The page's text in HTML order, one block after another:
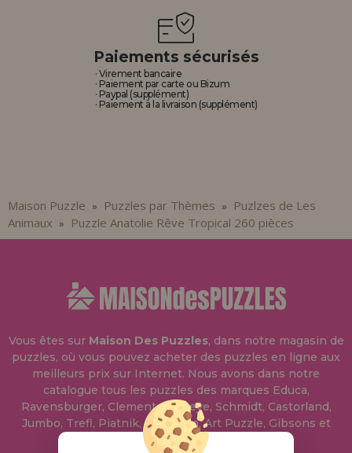
Paiements sécurisés
· Virement bancaire
· Paiement par carte ou Bizum
· Paypal (supplément)
· Paiement à la livraison (supplément)
Maison Puzzle » Puzzles par Thèmes »
Puzlzes de Les
Animaux » Puzzle Anatolie Rêve Tropical 260 pièces
Vous êtes sur Maison Des Puzzles, dans notre magasin de
puzzles, où vous pouvez acheter des puzzles en ligne aux
meilleurs prix sur Internet. Nous avons dans notre
catalogue tous les puzzles des marques Educa,
Ravensburger, Clementoni, Heye, Schmidt, Castorland,
Jumbo, Trefl, Piatnik, Anatolian, Art Puzzle, Gibsons et
bien d'autres.